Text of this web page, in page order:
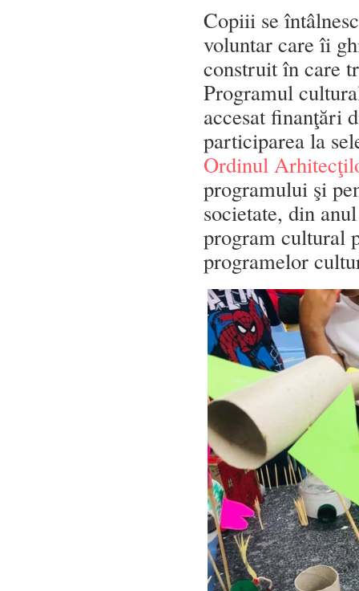
Copiii se
voluntar care îi
construit în care
Programul
accesat finanţări
participarea la
Ordinul
programului şi
societate, din
program cultural
programelor